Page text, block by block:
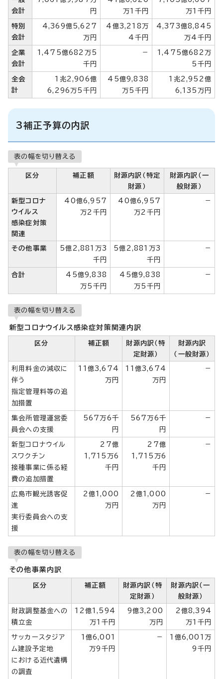
会計
円
万1千円
万1千円
特別
会計
4,369億5,627
万円
4億3,218万
4千円
4,373億8,845
万4千円
企業
会計
1,475億682万5
千円
－
1,475億682万
5千円
全会
計
1兆2,906億
6,296万5千円
45億9,838
万5千円
1兆2,952億
6,135万円
3補正予算の内訳
表の幅を切り替える
区分 補正額
財源内訳（特定
財源）
財源内訳（一
般財源）
新型コロナ
ウイルス
感染症対策
関連
40億6,957
万2千円
40億6,957
万2千円
－
その他事業
5億2,881万3
千円
5億2,881万3
千円
－
合計
45億9,838
万5千円
45億9,838
万5千円
－
表の幅を切り替える
新型コロナウイルス感染症対策関連内訳
区分 補正額
財源内訳（特
定財源）
財源内訳
（一般財源）
利用料金の減収に
伴う
指定管理料等の追
加措置
11億3,674
万円
11億3,674
万円
－
集会所管理運営委
員会への支援
567万6千
円
567万6千
円
－
新型コロナウイル
スワクチン
接種事業に係る経
費の追加措置
27億
1,715万6
千円
27億
1,715万6
千円
－
広島市観光誘客促
進
実行委員会への支
援
2億1,000
万円
2億1,000
万円
－
表の幅を切り替える
その他事業内訳
区分 補正額
財源内訳（特
定財源）
財源内訳（一
般財源）
財政調整基金への
積立金
12億1,594
万1千円
9億3,200
万円
2億8,394
万1千円
サッカースタジア
ム建設予定地
における近代遺構
の調査
1億6,001
万9千円
－
1億6,001万
9千円